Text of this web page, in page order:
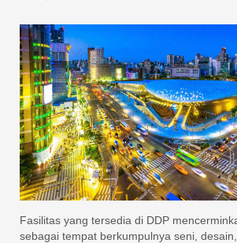
Fasilitas yang tersedia di DDP
sebagai tempat berkumpulnya seni,